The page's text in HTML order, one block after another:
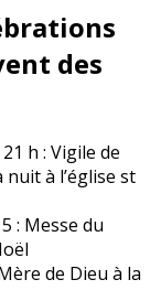
des
h : Vigile de
nuit à l’église st
: Messe du
de Dieu à la